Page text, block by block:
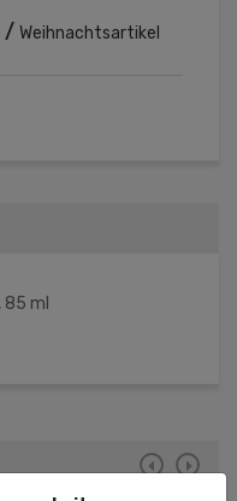
/ Weihnachtsartikel
85 ml